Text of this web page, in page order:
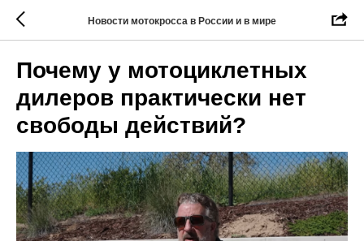
Новости мотокросса в России и в мире
Почему у мотоциклетных
дилеров практически нет
свободы действий?